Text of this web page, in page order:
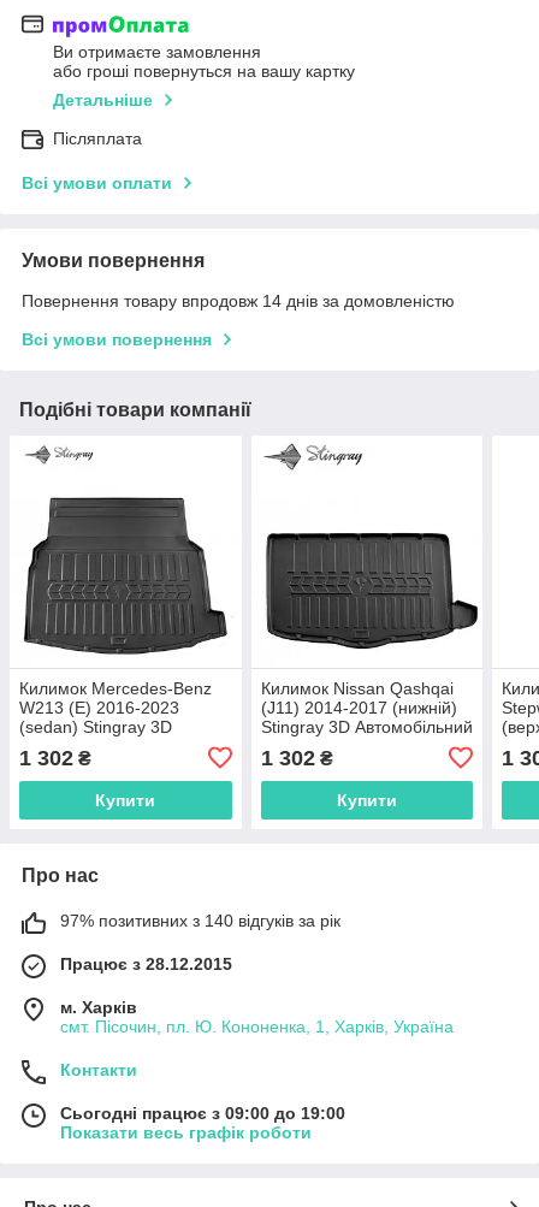
Ви отримаєте замовлення
або гроші повернуться на вашу картку
Детальніше
Післяплата
Всі умови оплати
Умови повернення
Повернення товару впродовж 14 днів за домовленістю
Всі умови повернення
Подібні товари компанії
Килимок Mercedes-Benz
W213 (E) 2016-2023
(sedan) Stingray 3D
Автомобільний килимок у
багажник
1 302 ₴
Купити
Килимок Nissan Qashqai
(J11) 2014-2017 (нижній)
Stingray 3D Автомобільний
1 302₴
Купити
1
Про нас
97% позитивних з 140 відгуків за рік
Працює з 28.12.2015
м. Харків
смт. Пісочин, пл. Ю. Кононенка, 1, Харків, Україна
Контакти
Сьогодні працює з 09:00 до 19:00
Показати весь графік роботи